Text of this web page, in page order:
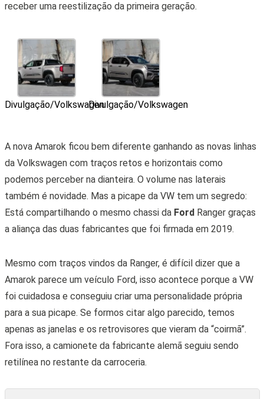
receber uma reestilização da primeira geração.
Divulgação/VolkswagenDivulgação/Volkswagen
A nova Amarok ficou bem diferente ganhando as novas linhas
da Volkswagen com traços retos e horizontais como
podemos perceber na dianteira. O volume nas laterais
também é novidade. Mas a picape da VW tem um segredo:
Está compartilhando o mesmo chassi da Ford Ranger graças
a aliança das duas fabricantes que foi firmada em 2019.
Mesmo com traços vindos da Ranger, é difícil dizer que a
Amarok parece um veículo Ford, isso acontece porque a VW
foi cuidadosa e conseguiu criar uma personalidade própria
para a sua picape. Se formos citar algo parecido, temos
apenas as janelas e os retrovisores que vieram da “coirmã”.
Fora isso, a camionete da fabricante alemã seguiu sendo
retilínea no restante da carroceria.